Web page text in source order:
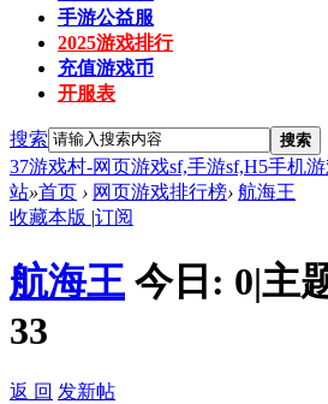
手游公益服
2025游戏排行
充值游戏币
开服表
搜索 搜索
37游戏村-网页游戏sf,手游sf,H5手机
站»首页 › 网页游戏排行榜› 航海王
收藏本版 |订阅
航海王 今日: 0|主
33
返 回 发新帖